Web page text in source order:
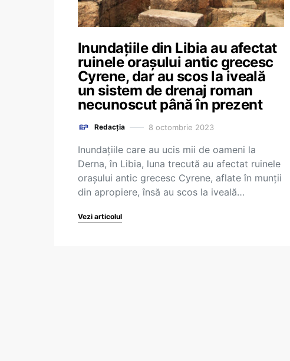
Inundațiile din Libia au afectat
ruinele orașului antic grecesc
Cyrene, dar au scos la iveală
un sistem de drenaj roman
necunoscut până în prezent
Redacția 8 octombrie 2023
Inundaţiile care au ucis mii de oameni la
Derna, în Libia, luna trecută au afectat ruinele
oraşului antic grecesc Cyrene, aflate în munţii
din apropiere, însă au scos la iveală…
Vezi articolul